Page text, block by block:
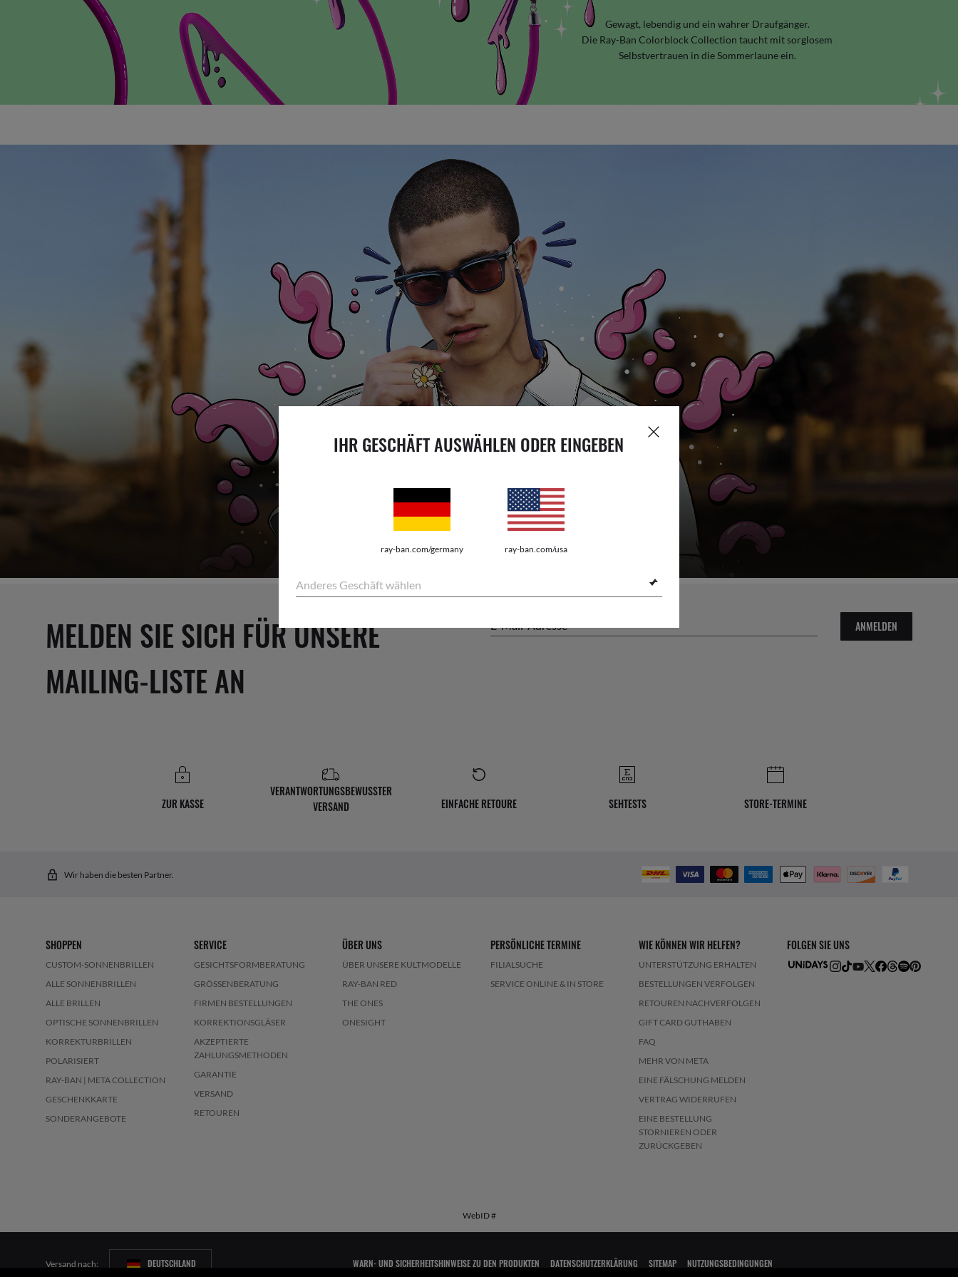
IHR GESCHÄFT AUSWÄHLEN ODER EINGEBEN
ray-ban.com/germany ray-ban.com/usa
Anderes Geschäft wählen
Gewagt, lebendig und ein wahrer Draufgänger.
Die Ray-Ban Colorblock Collection taucht mit sorglosem
Selbstvertrauen in die Sommerlaune ein.
DER SOMMER IST DA
Schlage Wellen mit einem neuen Ray-Ban-Modell.
NEUHEITEN KAUFEN
MELDEN SIE SICH FÜR UNSERE
MAILING-LISTE AN
E-Mail-Adresse ANMELDEN
ZUR KASSE
VERANTWORTUNGSBEWUSSTER
VERSAND
EINFACHE RETOURE SEHTESTS STORE-TERMINE
Wir haben die besten Partner.
SHOPPEN
CUSTOM-SONNENBRILLEN
ALLE SONNENBRILLEN
ALLE BRILLEN
OPTISCHE SONNENBRILLEN
KORREKTURBRILLEN
POLARISIERT
RAY-BAN | META COLLECTION
GESCHENKKARTE
SONDERANGEBOTE
SERVICE
GESICHTSFORMBERATUNG
GRÖSSENBERATUNG
FIRMEN BESTELLUNGEN
KORREKTIONSGLÄSER
AKZEPTIERTE
ZAHLUNGSMETHODEN
GARANTIE
VERSAND
RETOUREN
ÜBER UNS
ÜBER UNSERE KULTMODELLE
RAY-BAN RED
THE ONES
ONESIGHT
PERSÖNLICHE TERMINE
FILIALSUCHE
SERVICE ONLINE & IN STORE
WIE KÖNNEN WIR HELFEN?
UNTERSTÜTZUNG ERHALTEN
BESTELLUNGEN VERFOLGEN
RETOUREN NACHVERFOLGEN
GIFT CARD GUTHABEN
FAQ
MEHR VON META
EINE FÄLSCHUNG MELDEN
VERTRAG WIDERRUFEN
EINE BESTELLUNG
STORNIEREN ODER
ZURÜCKGEBEN
FOLGEN SIE UNS
WebID #
Versand nach: DEUTSCHLAND WARN- UND SICHERHEITSHINWEISE ZU DEN PRODUKTEN DATENSCHUTZERKLÄRUNG SITEMAP NUTZUNGSBEDINGUNGEN